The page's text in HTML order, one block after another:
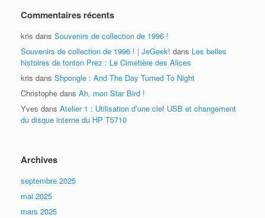
Commentaires récents
kris dans Souvenirs de collection de 1996 !
Souvenirs de collection de 1996 ! | JeGeek! dans Les belles
histoires de tonton Prez : Le Cimetière des Alices
kris dans Shpongle : And The Day Turned To Night
Christophe dans Ah, mon Star Bird !
Yves dans Atelier 1 : Utilisation d’une clef USB et changement
du disque interne du HP T5710
Archives
septembre 2025
mai 2025
mars 2025